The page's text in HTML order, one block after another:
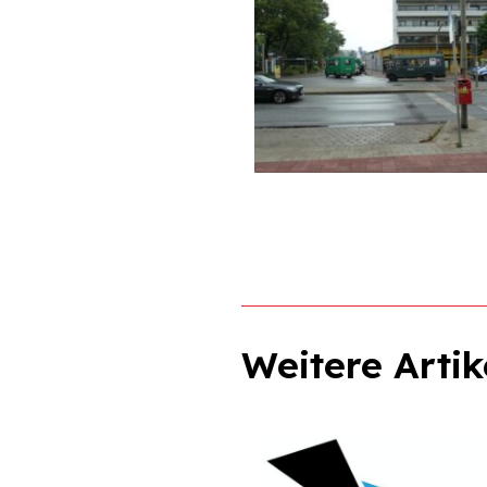
Weitere